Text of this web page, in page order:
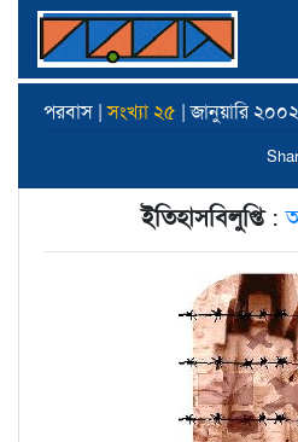
পরবাস |সংখ্যা ২৫ | জানুয়ারি
ইতিহাসবিলুপ্তি :